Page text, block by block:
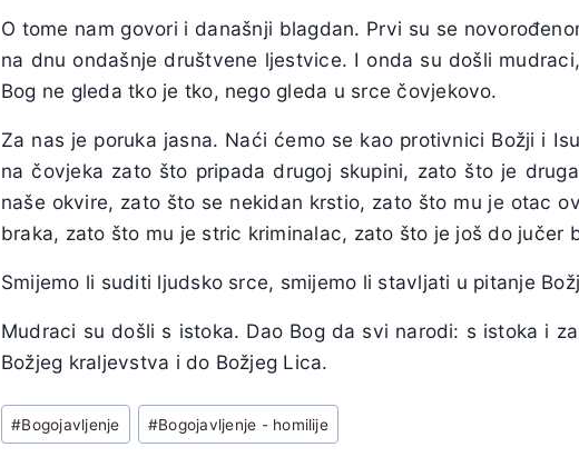
O tome nam govori i današnji blagdan. Prvi su se
na dnu ondašnje društvene ljestvice. I onda su došli
Bog ne gleda tko je tko, nego gleda u srce čovjekovo.
Za nas je poruka jasna. Naći ćemo se kao protivnici Božji i
na čovjeka zato što pripada drugoj skupini, zato što je
naše okvire, zato što se nekidan krstio, zato što mu je otac
braka, zato što mu je stric kriminalac, zato što je još do jučer
Smijemo li suditi ljudsko srce, smijemo li stavljati u pitanje
Mudraci su došli s istoka. Dao Bog da svi narodi: s istoka i
Božjeg kraljevstva i do Božjeg Lica.
Post
Tags:
#Bogojavljenje #Bogojavljenje - homilije